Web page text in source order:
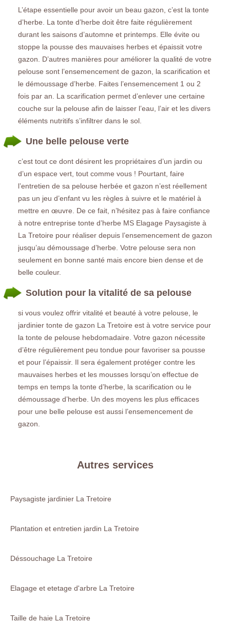
L’étape essentielle pour avoir un beau gazon, c’est la tonte
d’herbe. La tonte d’herbe doit être faite régulièrement
durant les saisons d’automne et printemps. Elle évite ou
stoppe la pousse des mauvaises herbes et épaissit votre
gazon. D’autres manières pour améliorer la qualité de votre
pelouse sont l’ensemencement de gazon, la scarification et
le démoussage d’herbe. Faites l’ensemencement 1 ou 2
fois par an. La scarification permet d’enlever une certaine
couche sur la pelouse afin de laisser l’eau, l’air et les divers
éléments nutritifs s’infiltrer dans le sol.
Une belle pelouse verte
c’est tout ce dont désirent les propriétaires d’un jardin ou
d’un espace vert, tout comme vous ! Pourtant, faire
l’entretien de sa pelouse herbée et gazon n’est réellement
pas un jeu d’enfant vu les règles à suivre et le matériel à
mettre en œuvre. De ce fait, n’hésitez pas à faire confiance
à notre entreprise tonte d’herbe MS Elagage Paysagiste à
La Tretoire pour réaliser depuis l’ensemencement de gazon
jusqu’au démoussage d’herbe. Votre pelouse sera non
seulement en bonne santé mais encore bien dense et de
belle couleur.
Solution pour la vitalité de sa pelouse
si vous voulez offrir vitalité et beauté à votre pelouse, le
jardinier tonte de gazon La Tretoire est à votre service pour
la tonte de pelouse hebdomadaire. Votre gazon nécessite
d’être régulièrement peu tondue pour favoriser sa pousse
et pour l’épaissir. Il sera également protéger contre les
mauvaises herbes et les mousses lorsqu’on effectue de
temps en temps la tonte d’herbe, la scarification ou le
démoussage d’herbe. Un des moyens les plus efficaces
pour une belle pelouse est aussi l’ensemencement de
gazon.
Autres services
Paysagiste jardinier La Tretoire
Plantation et entretien jardin La Tretoire
Déssouchage La Tretoire
Elagage et etetage d'arbre La Tretoire
Taille de haie La Tretoire